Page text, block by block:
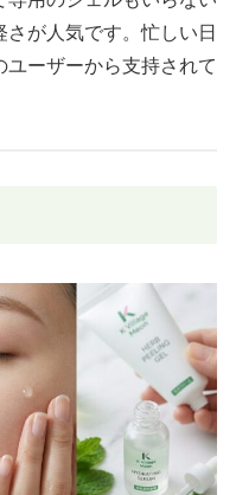
が人気です。忙しい日
ーザーから支持されて